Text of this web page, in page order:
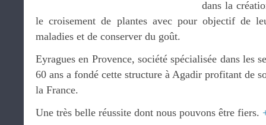
dans la
le croisement de plantes avec pour objectif de
maladies et de conserver du goût.
Eyragues en Provence, société spécialisée dans les
60 ans a fondé cette structure à Agadir profitant de
la France.
Une très belle réussite dont nous pouvons être fiers.